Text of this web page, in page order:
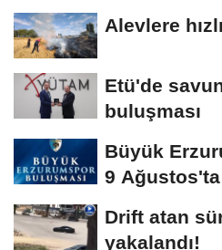
Alevlere
Etü'de
buluşması
Büyük
9
Drift atan
yakalandı!